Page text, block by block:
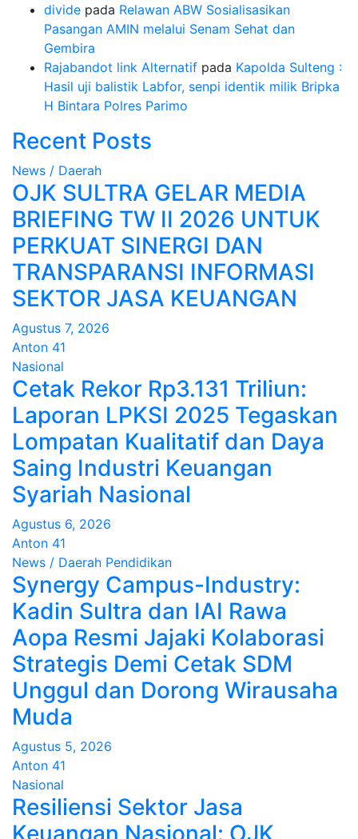
divide pada Relawan ABW Sosialisasikan
Pasangan AMIN melalui Senam Sehat dan
Gembira
Rajabandot link Alternatif pada Kapolda Sulteng :
Hasil uji balistik Labfor, senpi identik milik Bripka
H Bintara Polres Parimo
Recent Posts
News / Daerah
OJK SULTRA GELAR MEDIA
BRIEFING TW II 2026 UNTUK
PERKUAT SINERGI DAN
TRANSPARANSI INFORMASI
SEKTOR JASA KEUANGAN
Agustus 7, 2026
Anton 41
Nasional
Cetak Rekor Rp3.131 Triliun:
Laporan LPKSI 2025 Tegaskan
Lompatan Kualitatif dan Daya
Saing Industri Keuangan
Syariah Nasional
Agustus 6, 2026
Anton 41
News / Daerah Pendidikan
Synergy Campus-Industry:
Kadin Sultra dan IAI Rawa
Aopa Resmi Jajaki Kolaborasi
Strategis Demi Cetak SDM
Unggul dan Dorong Wirausaha
Muda
Agustus 5, 2026
Anton 41
Nasional
Resiliensi Sektor Jasa
Keuangan Nasional: OJK